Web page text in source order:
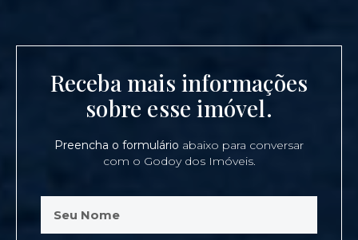
Receba mais informações
sobre esse imóvel.
Preencha o formulário abaixo para conversar
com o Godoy dos Imóveis.